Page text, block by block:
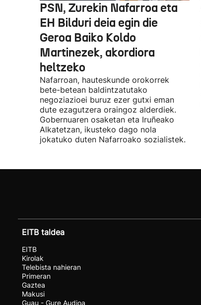
PSN, Zurekin Nafarroa eta
EH Bilduri deia egin die
Geroa Baiko Koldo
Martinezek, akordiora
heltzeko
Nafarroan, hauteskunde orokorrek
bete-betean baldintzatutako
negoziazioei buruz ezer gutxi eman
dute ezagutzera oraingoz alderdiek.
Gobernuaren osaketan eta Iruñeako
Alkatetzan, ikusteko dago nola
jokatuko duten Nafarroako sozialistek.
EITB taldea
EITB
Kirolak
Telebista nahieran
Primeran
Gaztea
Makusi
Guau - Gure Audioa